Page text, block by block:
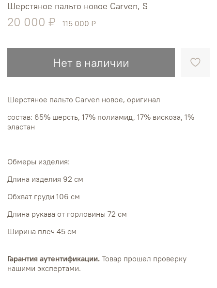
Шерстяное пальто новое Carven, S
20 000 ₽ 115 000 ₽
Нет в наличии
Шерстяное пальто Carven новое, оригинал
состав: 65% шерсть, 17% полиамид, 17% вискоза, 1%
эластан
Обмеры изделия:
Длина изделия 92 см
Обхват груди 106 см
Длина рукава от горловины 72 см
Ширина плеч 45 см
Гарантия аутентификации. Товар прошел проверку
нашими экспертами.